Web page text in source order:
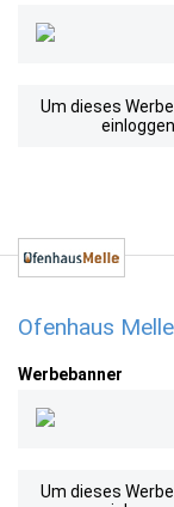
Um dieses
Ofenhaus
Werbebanner
Um dieses